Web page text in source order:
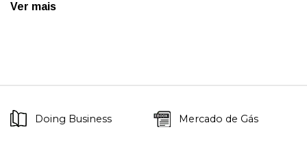
Ver mais
Doing Business Mercado de Gás